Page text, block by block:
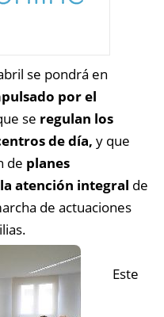
se pondrá en
por el
se regulan los
de día, y que
de planes
atención integral de
de actuaciones
Este